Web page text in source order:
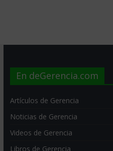
En deGerencia.com
Artículos de Gerencia
Noticias de Gerencia
Videos de Gerencia
Libros de Gerencia